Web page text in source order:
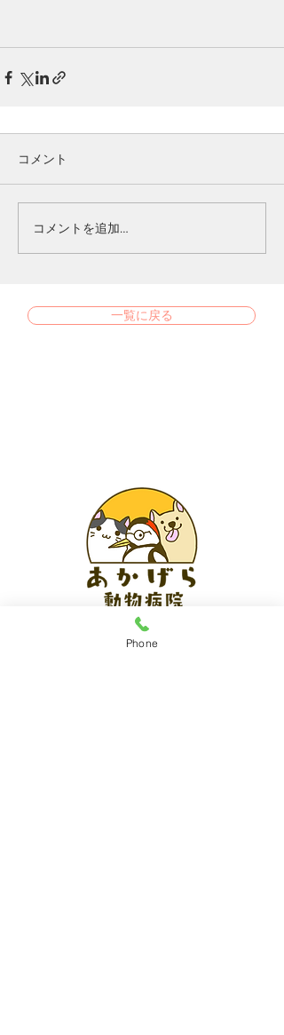
コメント
コメントを追加…
一覧に戻る
〒056-0017 ​新ひだか町静内御幸町6丁目3-31
Phone